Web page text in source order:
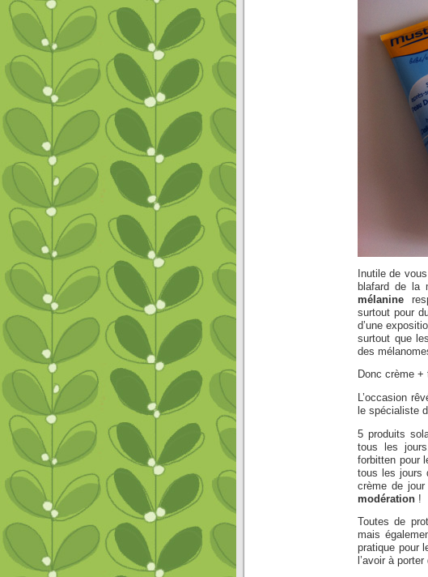
Inutile de
blafard de la
mélanine
surtout pour
d’une
surtout que
des
Donc crème
L’occasion
le spécialiste
5 produits
tous les
forbitten pour
tous les jours
crème de
modération !
Toutes de
mais
pratique pour
l’avoir à